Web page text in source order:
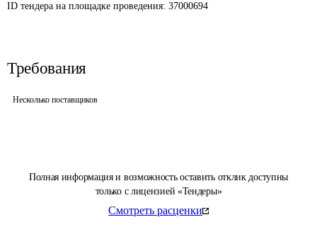
Полная информация и возможность оставить отклик доступны
только с лицензией «Тендеры»
Смотреть расценки
ID тендера на площадке проведения: 37000694
Требования
Несколько поставщиков